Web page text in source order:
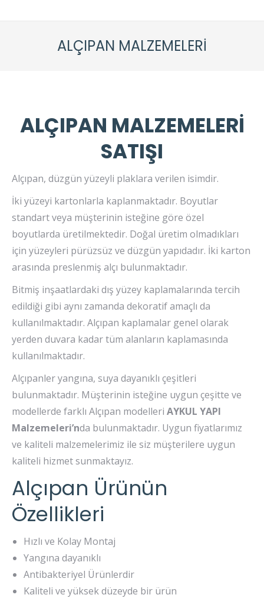
ALÇIPAN MALZEMELERI
ALÇIPAN MALZEMELERİ
SATIŞI
Alçıpan, düzgün yüzeyli plaklara verilen isimdir.
İki yüzeyi kartonlarla kaplanmaktadır. Boyutlar
standart veya müşterinin isteğine göre özel
boyutlarda üretilmektedir. Doğal üretim olmadıkları
için yüzeyleri pürüzsüz ve düzgün yapıdadır. İki karton
arasında preslenmiş alçı bulunmaktadır.
Bitmiş inşaatlardaki dış yüzey kaplamalarında tercih
edildiği gibi aynı zamanda dekoratif amaçlı da
kullanılmaktadır. Alçıpan kaplamalar genel olarak
yerden duvara kadar tüm alanların kaplamasında
kullanılmaktadır.
Alçıpanler yangına, suya dayanıklı çeşitleri
bulunmaktadır. Müşterinin isteğine uygun çeşitte ve
modellerde farklı Alçıpan modelleri AYKUL YAPI
Malzemeleri’nda bulunmaktadır. Uygun fiyatlarımız
ve kaliteli malzemelerimiz ile siz müşterilere uygun
kaliteli hizmet sunmaktayız.
Alçıpan Ürünün
Özellikleri
Hızlı ve Kolay Montaj
Yangına dayanıklı
Antibakteriyel Ürünlerdir
Kaliteli ve yüksek düzeyde bir ürün